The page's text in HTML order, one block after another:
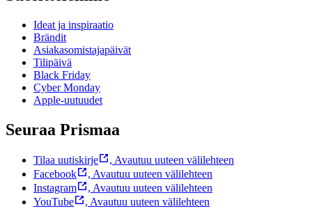
Ideat ja inspiraatio
Brändit
Asiakasomistajapäivät
Tilipäivä
Black Friday
Cyber Monday
Apple-uutuudet
Seuraa Prismaa
Tilaa uutiskirje , Avautuu uuteen välilehteen
Facebook
, Avautuu uuteen välilehteen
Instagram
, Avautuu uuteen välilehteen
YouTube
, Avautuu uuteen välilehteen